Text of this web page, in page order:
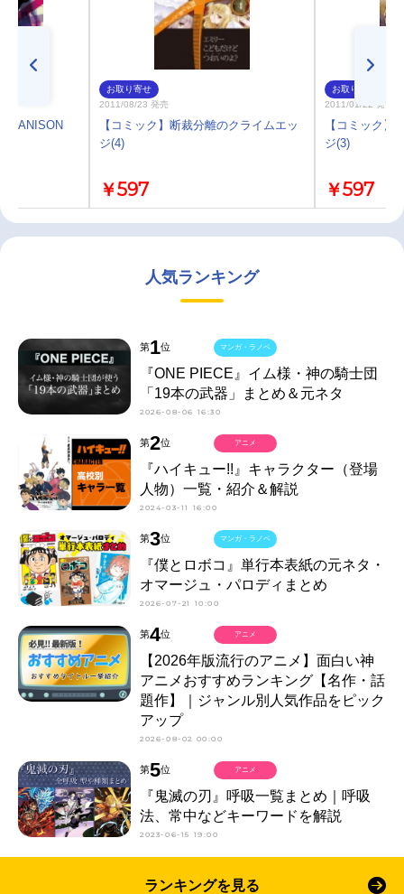
/ANISON
お取り寄せ
2011/08/23 発売
【コミック】断裁分離のクライムエッ
ジ(4)
￥597
お取り寄せ
2011/01/22 発売
【コミック】
ジ(3)
￥597
人気ランキング
第1位
『ONE PIECE』イム様・神の騎士団
「19本の武器」まとめ＆元ネタ
2026-08-06 16:30
マンガ・ラノベ
第2位
『ハイキュー!!』キャラクター（登場
人物）一覧・紹介＆解説
2024-03-11 16:00
アニメ
第3位
『僕とロボコ』単行本表紙の元ネタ・
オマージュ・パロディまとめ
2026-07-21 10:00
マンガ・ラノベ
第4位
【2026年版流行のアニメ】面白い神
アニメおすすめランキング【名作・話
題作】｜ジャンル別人気作品をピック
アップ
2026-08-02 00:00
アニメ
第5位
『鬼滅の刃』呼吸一覧まとめ｜呼吸
法、常中などキーワードを解説
2023-06-15 19:00
アニメ
ランキングを見る